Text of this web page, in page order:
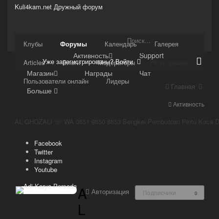
Kuli4kam.net Дружный форум
Сайт
Клубы Форумы Календарь
Галерея
Articles
Блоги
Модераторы
Пользователи онлайн
Лидеры
Активность
Support
Магазин
Награды
Чат
Больше
Уже зарегистрированы? Войти Регистрация
Активность
Главная
Facebook
Twitter
Instagram
Youtube
Авторизация Подписчики 0
A
L